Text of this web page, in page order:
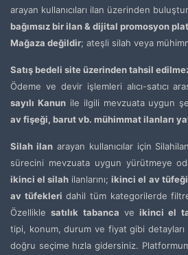
arayan kullanıcıları ilan üzerinden
bağımsız bir ilan & dijital promosyon
Mağaza değildir; ateşli silah veya
Satış bedeli site üzerinden tahsil
Ödeme ve devir işlemleri alıcı-satıcı
sayılı Kanunile ilgili mevzuata uygun
av fişeği, barut vb. mühimmat ilanları
Silah ilanarayan kullanıcılar için
sürecini mevzuata uygun yürütmeye
ikinci el silah ilanlarını;ikinci el av tüfeği
av tüfekleri dahil tüm kategorilerde
Özelliklesatılık tabanca ve ikinci el
tipi, konum, durum ve fiyat gibi
doğru seçime hızla gidersiniz.